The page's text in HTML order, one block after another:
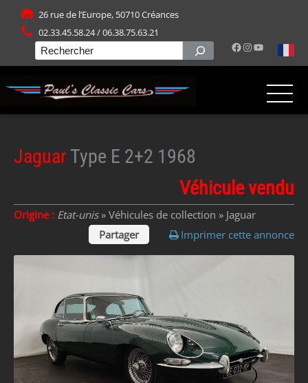
26 rue de l’Europe, 50710 Créances
02.33.45.58.24 / 06.38.75.63.21
Facebook
Instagram
YouTube
Rechercher
Jaguar Type E 2+2 1968
Véhicule vendu
Origine : Etat-unis» Véhicules de collection » Jaguar
Partager
Imprimer cette annonce
Panneau de gestion des cookies